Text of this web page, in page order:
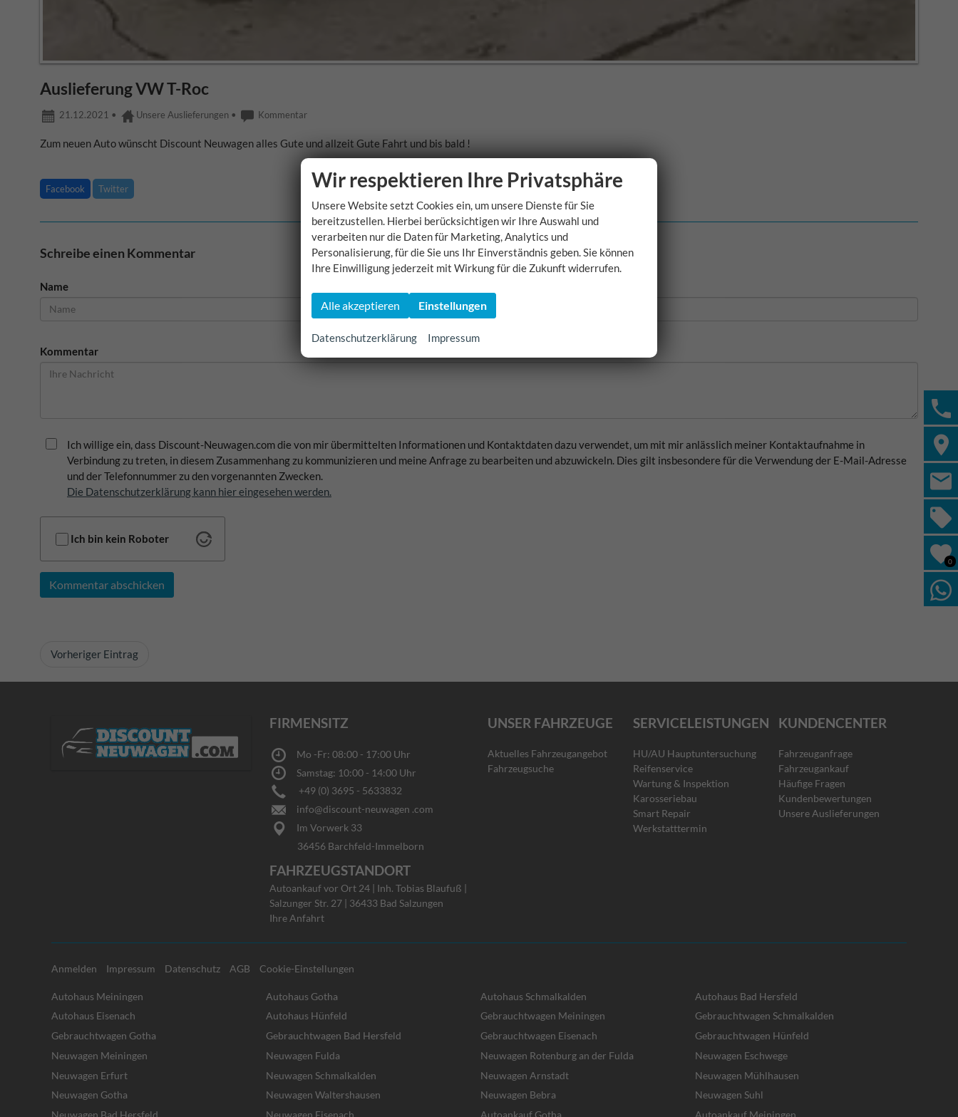
Auslieferung VW T-Roc
21.12.2021 • Unsere Auslieferungen • Kommentar
Zum neuen Auto wünscht Discount Neuwagen alles Gute und allzeit Gute Fahrt und bis bald !
Facebook Twitter
Schreibe einen Kommentar
Name
Kommentar
Ich willige ein, dass Discount-Neuwagen.com die von mir übermittelten Informationen und Kontaktdaten dazu verwendet, um mit mir anlässlich meiner Kontaktaufnahme in
Verbindung zu treten, in diesem Zusammenhang zu kommunizieren und meine Anfrage zu bearbeiten und abzuwickeln. Dies gilt insbesondere für die Verwendung der E-Mail-Adresse
und der Telefonnummer zu den vorgenannten Zwecken.
Die Datenschutzerklärung kann hier eingesehen werden.
Ich bin kein Roboter
Kommentar abschicken
Vorheriger Eintrag
FIRMENSITZ
Mo -Fr: 08:00 - 17:00 Uhr
Samstag: 10:00 - 14:00 Uhr
+49 (0) 3695 - 5633832
info@discount-neuwagen .com
Im Vorwerk 33
36456 Barchfeld-Immelborn
FAHRZEUGSTANDORT
Autoankauf vor Ort 24 | Inh. Tobias Blaufuß |
Salzunger Str. 27 | 36433 Bad Salzungen
Ihre Anfahrt
UNSER FAHRZEUGE
Aktuelles Fahrzeugangebot
Fahrzeugsuche
SERVICELEISTUNGEN
HU/AU Hauptuntersuchung
Reifenservice
Wartung & Inspektion
Karosseriebau
Smart Repair
Werkstatttermin
KUNDENCENTER
Fahrzeuganfrage
Fahrzeugankauf
Häufige Fragen
Kundenbewertungen
Unsere Auslieferungen
0
Anmelden Impressum Datenschutz AGB Cookie-Einstellungen
Autohaus Meiningen Autohaus Gotha Autohaus Schmalkalden
Autohaus Bad Hersfeld
Autohaus Eisenach
Autohaus Hünfeld Gebrauchtwagen Meiningen
Gebrauchtwagen Schmalkalden
Gebrauchtwagen Gotha
Gebrauchtwagen Bad Hersfeld Gebrauchtwagen Eisenach
Gebrauchtwagen Hünfeld
Neuwagen Meiningen
Neuwagen Fulda Neuwagen Rotenburg an der Fulda
Neuwagen Eschwege
Neuwagen Erfurt
Neuwagen Schmalkalden Neuwagen Arnstadt
Neuwagen Mühlhausen
Neuwagen Gotha
Neuwagen Waltershausen Neuwagen Bebra
Neuwagen Suhl
Neuwagen Bad Hersfeld
Neuwagen Eisenach Autoankauf Gotha Autoankauf Meiningen
Wir respektieren Ihre Privatsphäre
Unsere Website setzt Cookies ein, um unsere Dienste für Sie
bereitzustellen. Hierbei berücksichtigen wir Ihre Auswahl und
verarbeiten nur die Daten für Marketing, Analytics und
Personalisierung, für die Sie uns Ihr Einverständnis geben. Sie können
Ihre Einwilligung jederzeit mit Wirkung für die Zukunft widerrufen.
Alle akzeptieren Einstellungen
Datenschutzerklärung Impressum